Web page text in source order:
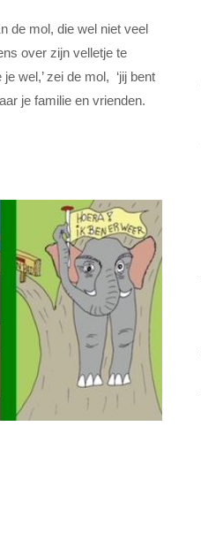
de mol, die wel niet veel
over zijn velletje te
wel,’ zei de mol, ‘jij bent
je familie en vrienden.